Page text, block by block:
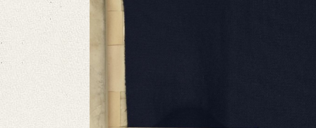
Provider: Dresden, Sächsische Landesbibliothek - Staats- und
OAI Id: 512512477
Classification Number: Mscr.Dresd.e.90,II,Nr.35
Number of Pages: 7 S. o.U.